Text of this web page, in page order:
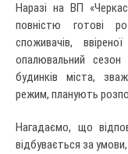
Наразі на ВП
повністю готові
споживачів,
опалювальний
будинків міста,
режим, планують
Нагадаємо, що
відбувається за